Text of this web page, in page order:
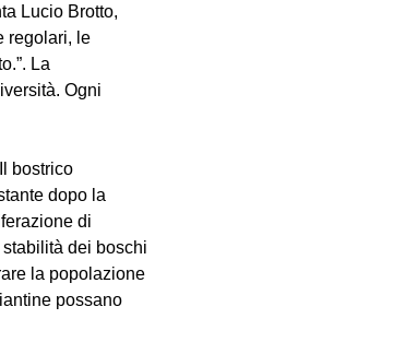
Lucio Brotto,
regolari, le
La
Ogni
bostrico
dopo la
di
dei boschi
la popolazione
possano